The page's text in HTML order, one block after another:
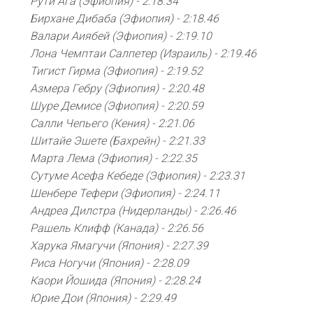
Бирхане Дибаба (Эфиопия) - 2:18.46
Валари Аиябей (Эфиопия) - 2:19.10
Лона Чемптаи Салпетер (Израиль) - 2:19.46
Тигист Гирма (Эфиопия) - 2:19.52
Азмера Гебру (Эфиопия) - 2:20.48
Шуре Демисе (Эфиопия) - 2:20.59
Салли Чепьего (Кения) - 2:21.06
Шитайе Эшете (Бахрейн) - 2:21.33
Марта Лема (Эфиопия) - 2:22.35
Сутуме Асефа Кебеде (Эфиопия) - 2:23.31
Шенбере Тефери (Эфиопия) - 2:24.11
Андреа Дилстра (Нидерланды) - 2:26.46
Рашель Клифф (Канада) - 2:26.56
Харука Ямагучи (Япония) - 2:27.39
Риса Ногучи (Япония) - 2:28.09
Каори Йошида (Япония) - 2:28.24
Юрие Дои (Япония) - 2:29.49